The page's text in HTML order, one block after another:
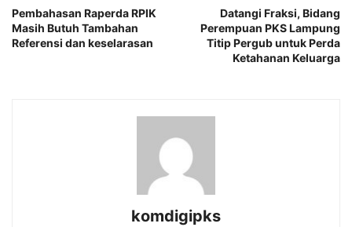
Pembahasan Raperda RPIK
Masih Butuh Tambahan
Referensi dan keselarasan
Datangi Fraksi, Bidang
Perempuan PKS Lampung
Titip Pergub untuk Perda
Ketahanan Keluarga
komdigipks